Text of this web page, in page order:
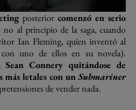
posterior comenzó en serio
no al principio de la saga, cuando
Ian Fleming, quien inventó al
con uno de ellos en su novela).
Sean Connery quitándose de
más letales con un Submariner
de vender nada.